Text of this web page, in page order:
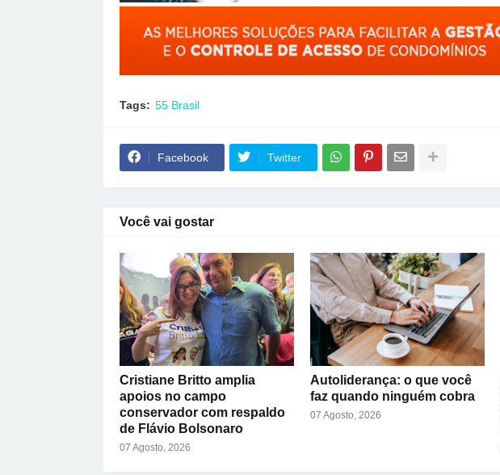
Tags: 55 Brasil
Facebook Twitter
Você vai gostar
Cristiane Britto amplia
apoios no campo
conservador com respaldo
de Flávio Bolsonaro
07 Agosto, 2026
Autoliderança: o que você
faz quando ninguém cobra
07 Agosto, 2026